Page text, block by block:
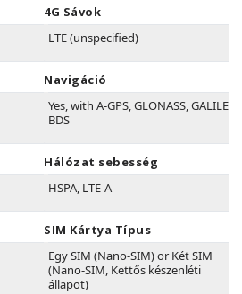
4G Sávok
LTE (unspecified)
Navigáció
Yes, with A-GPS, GLONASS, GALILEO,
BDS
Hálózat sebesség
HSPA, LTE-A
SIM Kártya Típus
Egy SIM (Nano-SIM) or Két SIM
(Nano-SIM, Kettős készenléti
állapot)